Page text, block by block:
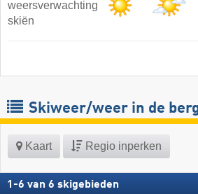
weersverwachting
skiën
Skiweer/weer in de
Kaart Regio inperken
1 -6 van 6 skigebieden